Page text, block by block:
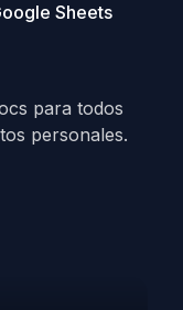
Sheets
para todos
personales.